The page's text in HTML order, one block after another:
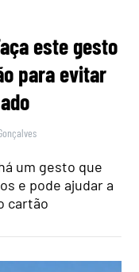
este gesto
para evitar
um gesto que
e pode ajudar a
cartão